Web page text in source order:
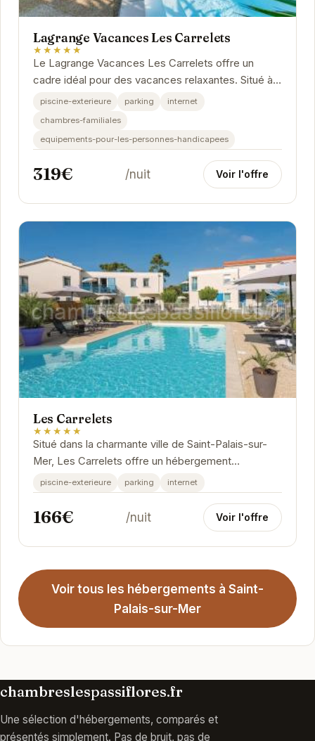
Lagrange Vacances Les Carrelets
★★★★★
Le Lagrange Vacances Les Carrelets offre un
cadre idéal pour des vacances relaxantes. Situé à
Saint-Palais-sur-Mer, cet établissement propose
piscine-exterieure parking
internet
chambres-familiales
equipements-pour-les-personnes-handicapees
319€ /nuit Voir l'offre
Les Carrelets
★★★★★
Situé dans la charmante ville de Saint-Palais-sur-
Mer, Les Carrelets offre un hébergement
confortable et bien équipé.
piscine-exterieure parking internet
166€ /nuit Voir l'offre
Voir tous les hébergements à Saint-
Palais-sur-Mer
chambreslespassiflores.fr
Une sélection d'hébergements, comparés et
présentés simplement. Pas de bruit, pas de